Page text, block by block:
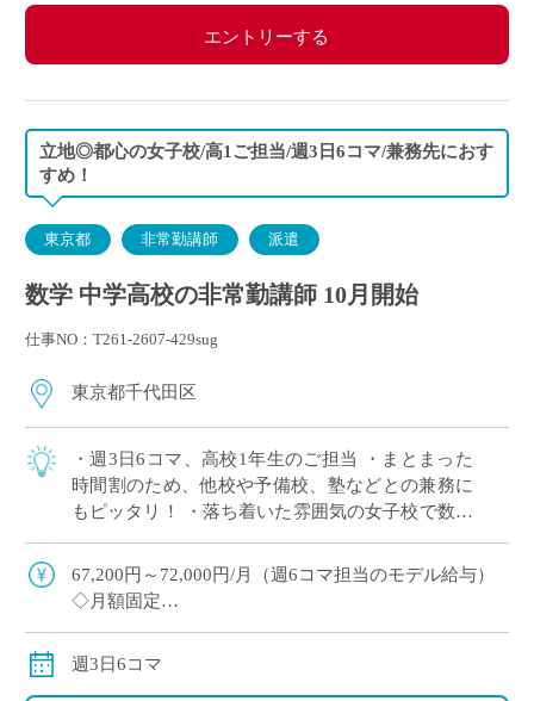
エントリーする
立地◎都心の女子校/高1ご担当/週3日6コマ/兼務先におす
すめ！
東京都 非常勤講師 派遣
数学 中学高校の非常勤講師 10月開始
仕事NO：T261-2607-429sug
東京都千代田区
・週3日6コマ、高校1年生のご担当 ・まとまった
時間割のため、他校や予備校、塾などとの兼務に
もピッタリ！ ・落ち着いた雰囲気の女子校で数学
駅徒歩5分で通勤ラクラク ・E-St […]
67,200円～72,000円/月（週6コマ担当のモデル給与）
◇月額固定
週3日6コマ